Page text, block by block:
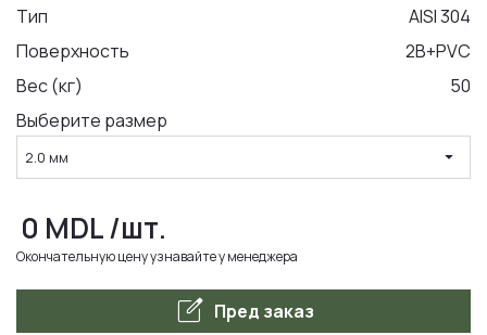
LA COMANDA
Тип
AISI 304
Поверхность
2B+PVC
Вес (кг)
50
Выберите размер
2.0 мм arrow_drop_down
0 MDL/шт.
Окончательную цену узнавайте у менеджера
edit_square Пред заказ